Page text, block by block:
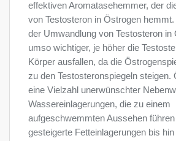
effektiven Aromatasehemmer, der
von Testosteron in Östrogen
der Umwandlung von Testosteron in
umso wichtiger, je höher die
Körper ausfallen, da die
zu den Testosteronspiegeln steigen.
eine Vielzahl unerwünschter
Wassereinlagerungen, die zu einem
aufgeschwemmten Aussehen
gesteigerte Fetteinlagerungen bis